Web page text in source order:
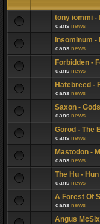
tony iommi -
dans news
Insominum
dans news
Forbidden -
dans news
Hatebreed -
dans news
Saxon -
dans news
Gorod - The
dans news
Mastodon -
dans news
The Hu - Hun
dans news
A Forest Of
dans news
Angus